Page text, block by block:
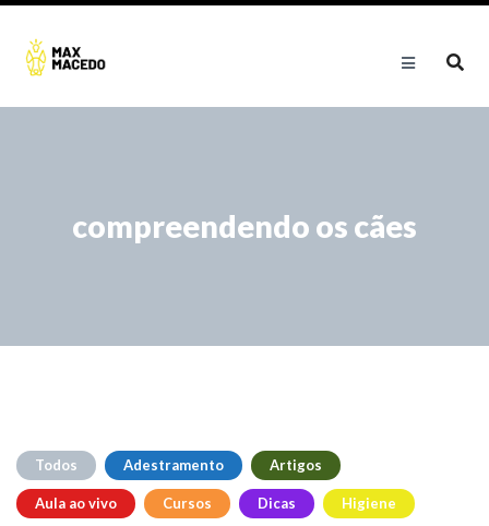
compreendendo os cães
Todos Adestramento Artigos
Aula ao vivo Cursos Dicas Higiene